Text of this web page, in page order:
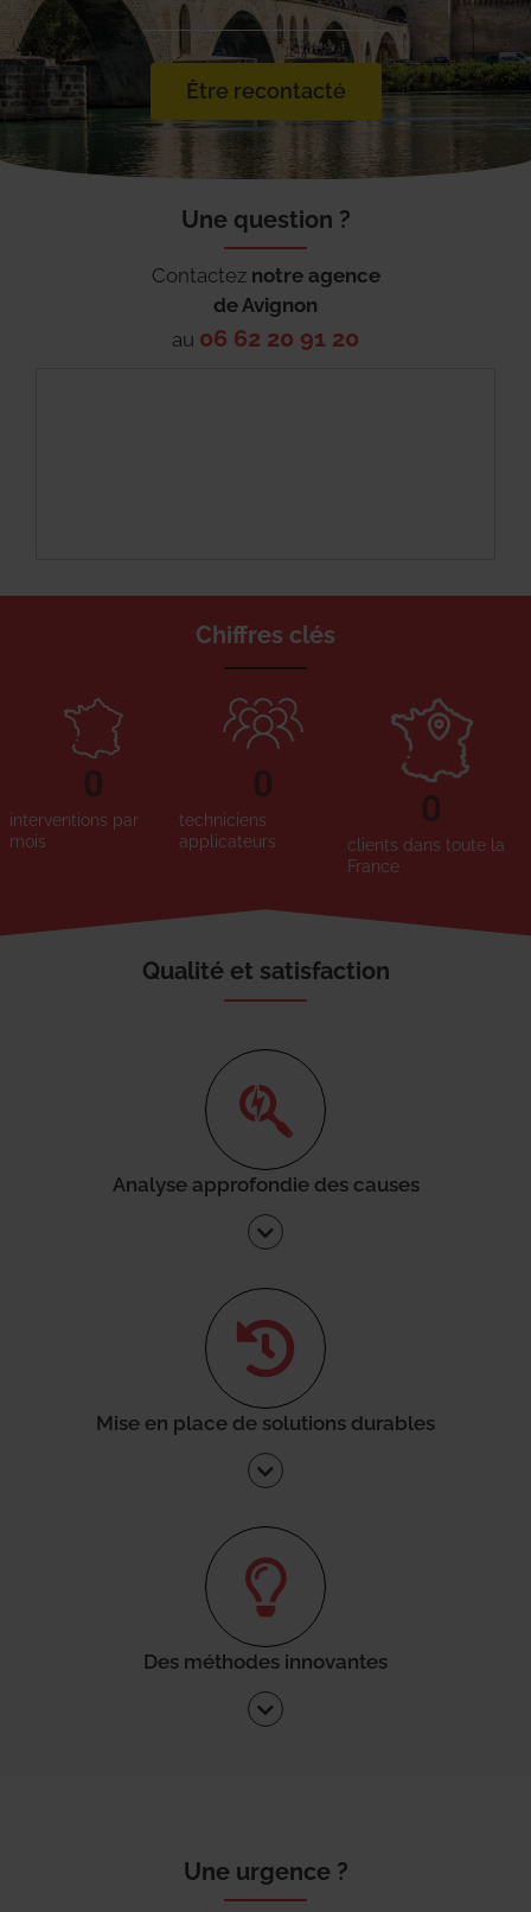
Être recontacté
Une question ?
Contactez notre agence
deAvignon
au 06 62 20 91 20
Chiffres clés
interventions par
mois
0
techniciens
applicateurs
0
clients dans toute la
France
0
Qualité et satisfaction
Analyse approfondie des causes
Mise en place de solutions durables
Des méthodes innovantes
Une urgence ?